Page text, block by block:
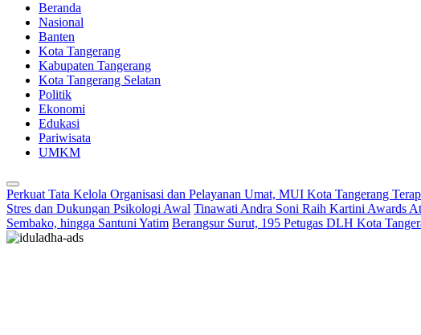
Beranda
Nasional
Banten
Kota Tangerang
Kabupaten Tangerang
Kota Tangerang Selatan
Politik
Ekonomi
Edukasi
Pariwisata
UMKM
Perkuat Tata Kelola Organisasi dan Pelayanan Umat, MUI Kota Tangerang
Stres dan Dukungan Psikologi Awal Tinawati Andra Soni Raih Kartini Awards
Sembako, hingga Santuni Yatim Berangsur Surut, 195 Petugas DLH Kota